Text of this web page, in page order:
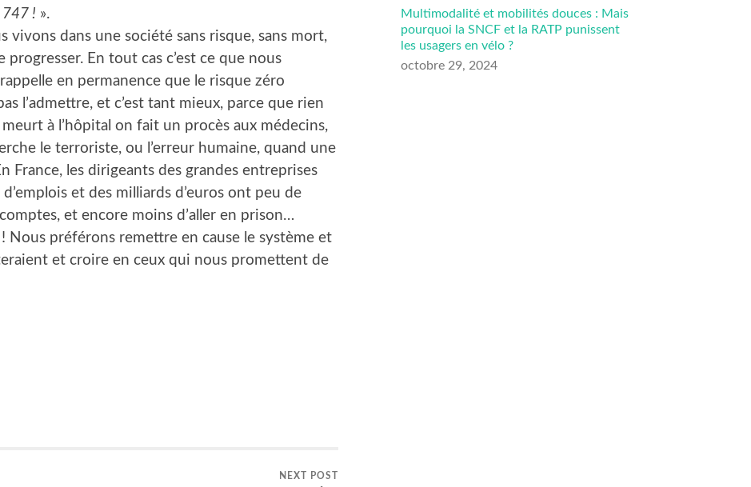
747 ! ».
vivons dans une société sans risque, sans mort,
En tout cas c’est ce que nous
en permanence que le risque zéro
l’admettre, et c’est tant mieux, parce que rien
à l’hôpital on fait un procès aux médecins,
le terroriste, ou l’erreur humaine, quand une
France, les dirigeants des grandes entreprises
et des milliards d’euros ont peu de
et encore moins d’aller en prison…
Nous préférons remettre en cause le système et
et croire en ceux qui nous promettent de
NEXT POST
Multimodalité et mobilités douces : Mais
pourquoi la SNCF et la RATP punissent
les usagers en vélo ?
octobre 29, 2024